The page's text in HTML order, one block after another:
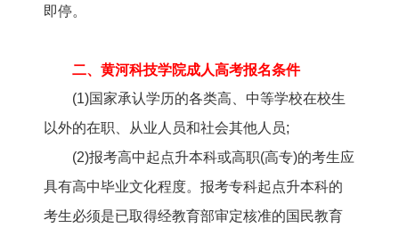
即停。
二、黄河科技学院成人高考报名条件
(1)国家承认学历的各类高、中等学校在校生
以外的在职、从业人员和社会其他人员;
(2)报考高中起点升本科或高职(高专)的考生应
具有高中毕业文化程度。报考专科起点升本科的
考生必须是已取得经教育部审定核准的国民教育